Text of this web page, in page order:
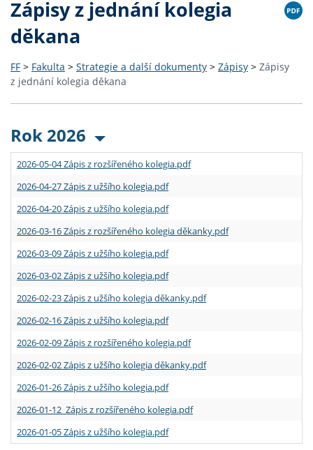
Zápisy z jednání kolegia
děkana
FF > Fakulta > Strategie a další dokumenty > Zápisy > Zápisy
z jednání kolegia děkana
Rok 2026
2026-05-04 Zápis z rozšířeného kolegia.pdf
2026-04-27 Zápis z užšího kolegia.pdf
2026-04-20 Zápis z užšího kolegia.pdf
2026-03-16 Zápis z rozšířeného kolegia děkanky.pdf
2026-03-09 Zápis z užšího kolegia.pdf
2026-03-02 Zápis z užšího kolegia.pdf
2026-02-23 Zápis z užšího kolegia děkanky.pdf
2026-02-16 Zápis z užšího kolegia.pdf
2026-02-09 Zápis z rozšířeného kolegia.pdf
2026-02-02 Zápis z užšího kolegia děkanky.pdf
2026-01-26 Zápis z užšího kolegia.pdf
2026-01-12 Zápis z rozšířeného kolegia.pdf
2026-01-05 Zápis z užšího kolegia.pdf